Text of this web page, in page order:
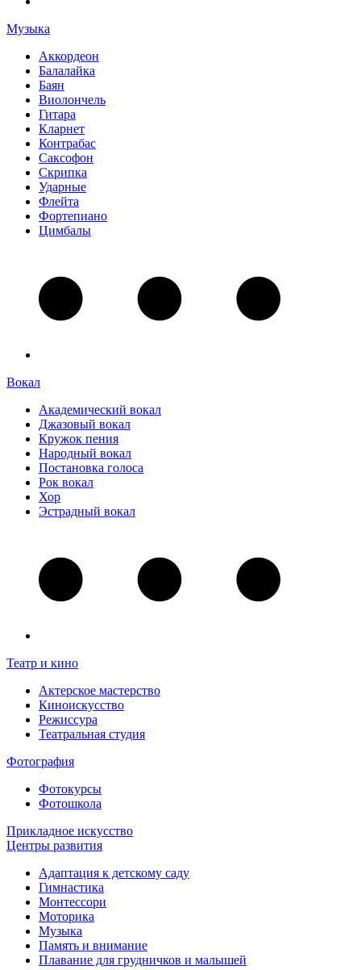
Музыка
Аккордеон
Балалайка
Баян
Виолончель
Гитара
Кларнет
Контрабас
Саксофон
Скрипка
Ударные
Флейта
Фортепиано
Цимбалы
Вокал
Академический вокал
Джазовый вокал
Кружок пения
Народный вокал
Постановка голоса
Рок вокал
Хор
Эстрадный вокал
Театр и кино
Актерское мастерство
Киноискусство
Режиссура
Театральная студия
Фотография
Фотокурсы
Фотошкола
Прикладное искусство
Центры развития
Адаптация к детскому саду
Гимнастика
Монтессори
Моторика
Музыка
Память и внимание
Плавание для грудничков и малышей